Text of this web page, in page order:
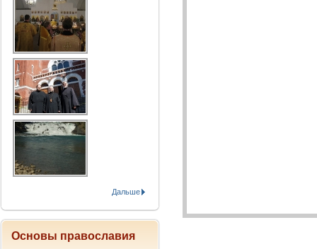
Дальше
Основы православия